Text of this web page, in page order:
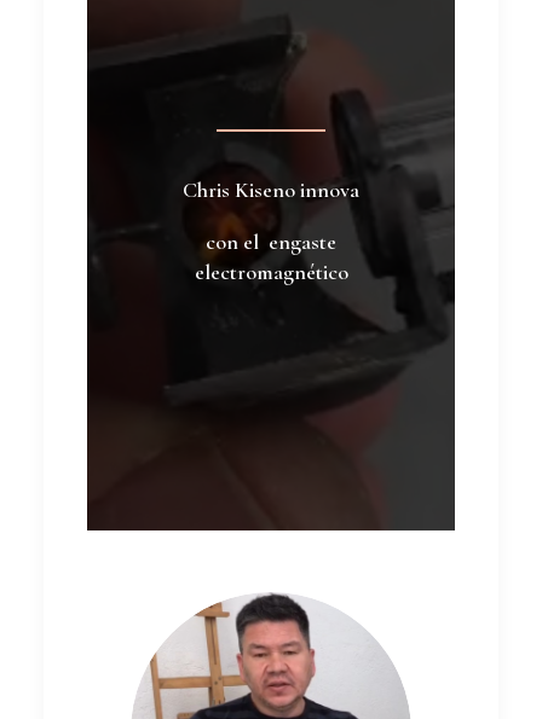
Chris Kiseno innova
con el engaste
electromagnético